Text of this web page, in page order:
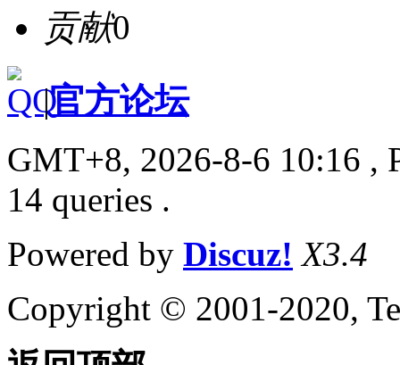
贡献0
|官方论坛
GMT+8, 2026-8-6 10:16 ,
14 queries .
Powered by Discuz! X3.4
Copyright © 2001-2020,